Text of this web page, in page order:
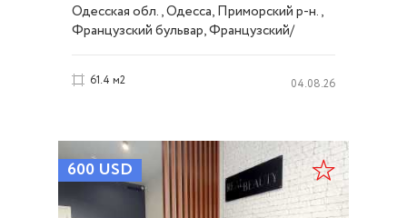
Одесская обл., Одесса, Приморский р-н.,
Французский бульвар, Французский/
61.4 м2 04.08.26
600 USD